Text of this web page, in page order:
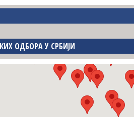
ОДБОРА У СРБИЈИ